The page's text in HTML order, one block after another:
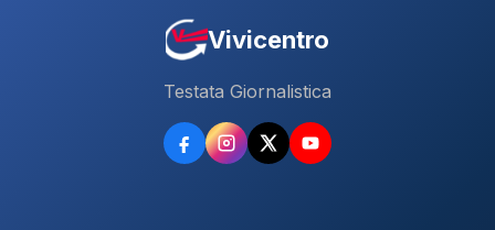
Vivicentro
Testata Giornalistica